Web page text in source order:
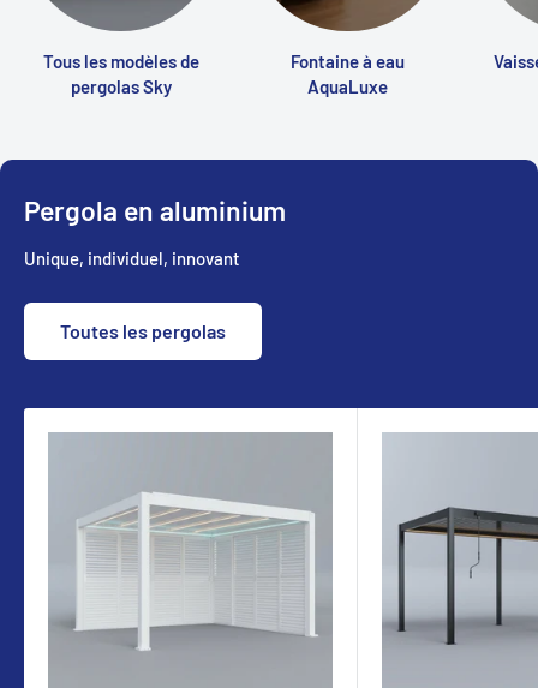
Tous les modèles de
pergolas Sky
Fontaine à eau
AquaLuxe
Pergola en aluminium
Unique, individuel, innovant
Toutes les pergolas